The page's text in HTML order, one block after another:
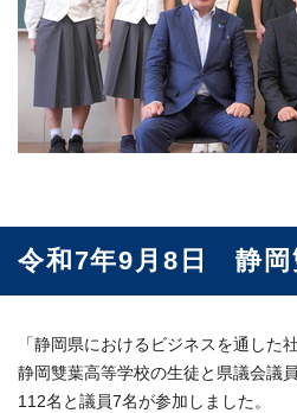
令和7年9月8日 静岡
「静岡県におけるビジネスを通した
静岡雙葉高等学校の生徒と県議会議
112名と議員7名が参加しました。